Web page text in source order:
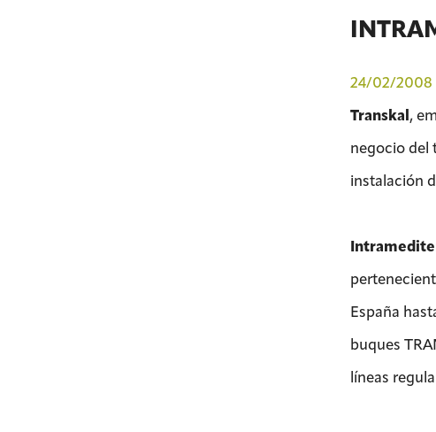
24/02/2008
Transkal,
negocio del
instalación
España
buques
líneas